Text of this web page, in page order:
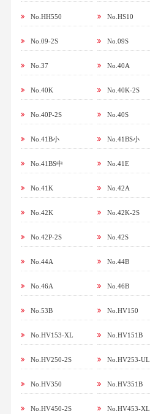
No.HH550 No.HS10
No.09-2S No.09S
No.37 No.40A
No.40K No.40K-2S
No.40P-2S No.40S
No.41B小 No.41BS小
No.41BS中 No.41E
No.41K No.42A
No.42K No.42K-2S
No.42P-2S No.42S
No.44A No.44B
No.46A No.46B
No.53B No.HV150
No.HV153-XL No.HV151B
No.HV250-2S No.HV253-UL
No.HV350 No.HV351B
No.HV450-2S No.HV453-XL